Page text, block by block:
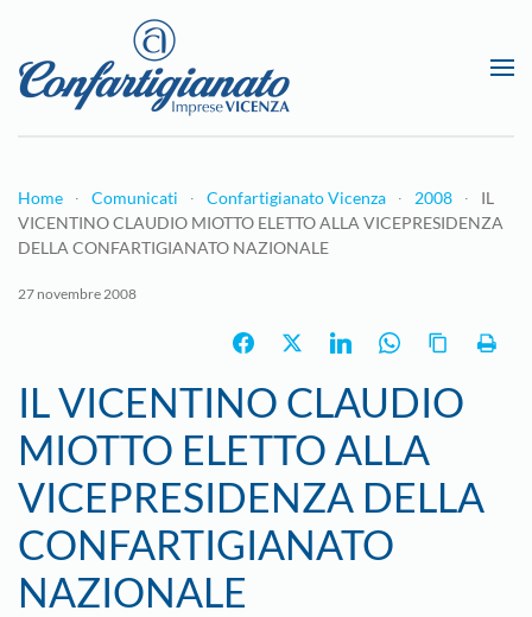
Passa al contenuto principale
Home Comunicati Confartigianato Vicenza 2008
IL
VICENTINO CLAUDIO MIOTTO ELETTO ALLA VICEPRESIDENZA
DELLA CONFARTIGIANATO NAZIONALE
27 novembre 2008
IL VICENTINO CLAUDIO
MIOTTO ELETTO ALLA
VICEPRESIDENZA DELLA
CONFARTIGIANATO
NAZIONALE